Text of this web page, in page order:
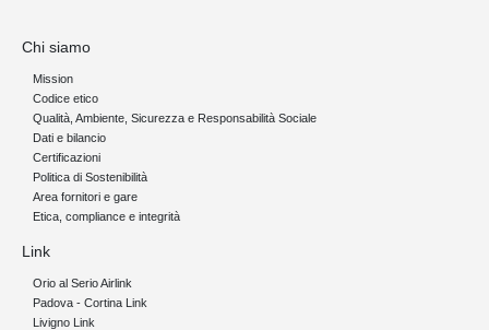
Chi siamo
Mission
Codice etico
Qualità, Ambiente, Sicurezza e Responsabilità Sociale
Dati e bilancio
Certificazioni
Politica di Sostenibilità
Area fornitori e gare
Etica, compliance e integrità
Link
Orio al Serio Airlink
Padova - Cortina Link
Livigno Link